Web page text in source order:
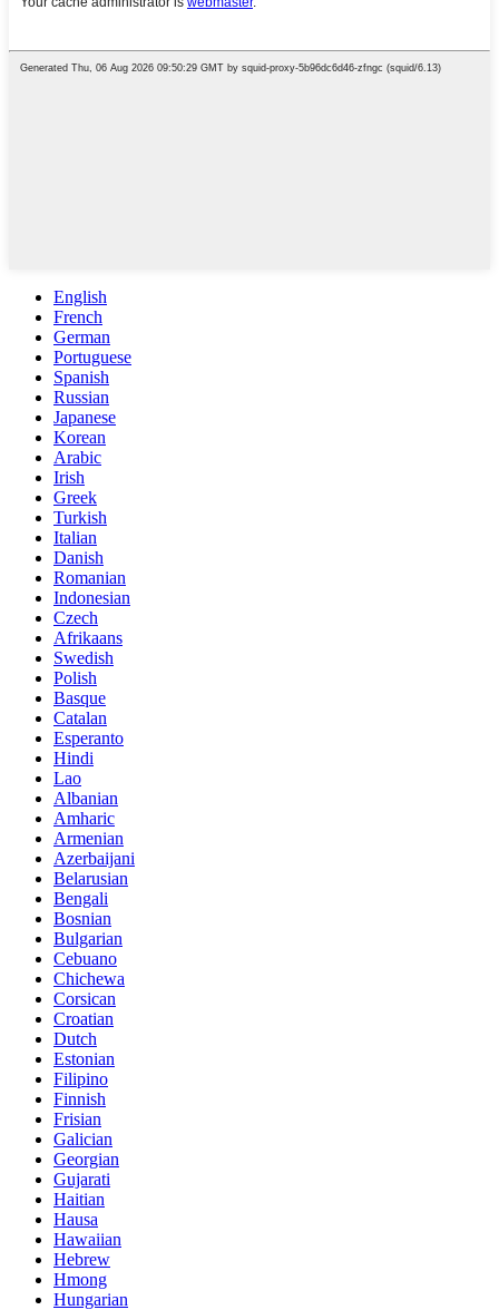
English
French
German
Portuguese
Spanish
Russian
Japanese
Korean
Arabic
Irish
Greek
Turkish
Italian
Danish
Romanian
Indonesian
Czech
Afrikaans
Swedish
Polish
Basque
Catalan
Esperanto
Hindi
Lao
Albanian
Amharic
Armenian
Azerbaijani
Belarusian
Bengali
Bosnian
Bulgarian
Cebuano
Chichewa
Corsican
Croatian
Dutch
Estonian
Filipino
Finnish
Frisian
Galician
Georgian
Gujarati
Haitian
Hausa
Hawaiian
Hebrew
Hmong
Hungarian